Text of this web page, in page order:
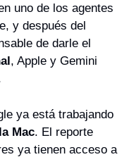
uno de los agentes
y después del
de darle el
, Apple y Gemini
ya está trabajando
Mac. El reporte
ya tienen acceso a